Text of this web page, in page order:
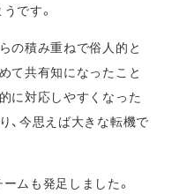
です。
の積み重ねで俗人的と
て共有知になったこと
に対応しやすくなった
、今思えば大きな転機で
ムも発足しました。